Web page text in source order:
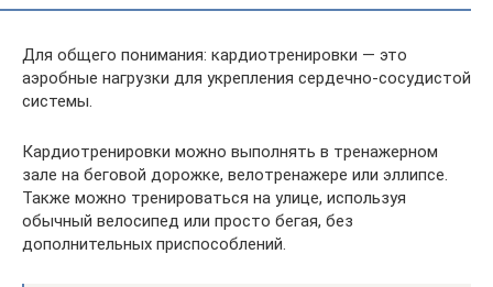
Для общего понимания: кардиотренировки — это
аэробные нагрузки для укрепления сердечно-сосудистой
системы.
Кардиотренировки можно выполнять в тренажерном
зале на беговой дорожке, велотренажере или эллипсе.
Также можно тренироваться на улице, используя
обычный велосипед или просто бегая, без
дополнительных приспособлений.